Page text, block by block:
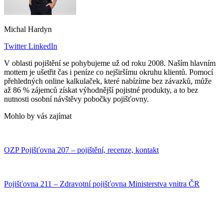
Michal Hardyn
TwitterLinkedIn
V oblasti pojištění se pohybujeme už od roku 2008. Naším hlavním
mottem je ušetřit čas i peníze co nejširšímu okruhu klientů. Pomocí
přehledných online kalkulaček, které nabízíme bez závazků, může
až 86 % zájemců získat výhodnější pojistné produkty, a to bez
nutnosti osobní návštěvy pobočky pojišťovny.
Mohlo by vás zajímat
OZP Pojišťovna 207 – pojištění, recenze, kontakt
Pojišťovna 211 – Zdravotní pojišťovna Ministerstva vnitra ČR